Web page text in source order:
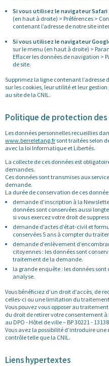
Si vous utilisez le navigateur Safari
(en haut à droite) > Préférences >
contenant l’adresse de notre site
Si vous utilisez le navigateur
sur le menu (en haut à droite) >
Effacer les données de navigation >
de site.
Supprimez la ligne contenant l’adresse
sur les cookies, leur utilité et leur
au site de la CNIL.
Politique de protection des
Les données personnelles recueillies
www.berreletang.fr sont traitées selon
avec la loi Informatique et Libertés.
La collecte de ces données est
demandes.
Ces données sont transmises aux
demande.
La durée de conservation de ces
demande d’inscription à la
données sont conservées aussi
si vous exercez votre droit de
demande d’actes d’état-civil et
conservées 5 ans à compter du
demande d’enlèvement
citoyennes : les données sont
traitement de la demande.
la grande enquête : les données sont
analyse.
Vous bénéficiez d’un droit d’accès, de
celles-ci ou une limitation du
Vous pouvez vous opposer au
du droit de retirer votre consentement
au DPO - Hôtel de ville – BP 30221 -
Vous avez la possibilité d’introduire
contrôle telle que la CNIL.
Liens hypertextes